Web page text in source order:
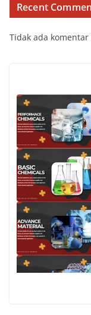
Recent
Tidak ada